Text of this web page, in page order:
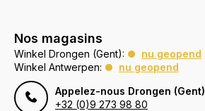
Nos magasins
Winkel Drongen (Gent):
nu geopend
Winkel Antwerpen:
nu geopend
Appelez-nous Drongen (Gent)
+32 (0)9 273 98 80